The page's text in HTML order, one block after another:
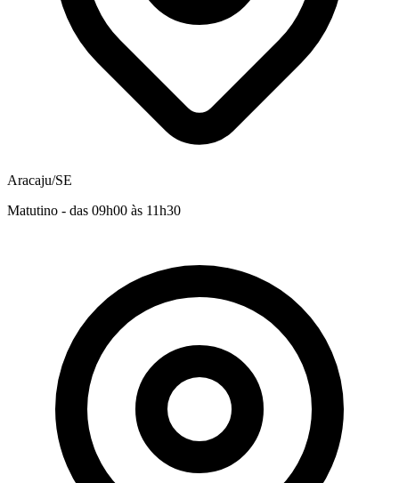
Aracaju/SE
Matutino - das 09h00 às 11h30